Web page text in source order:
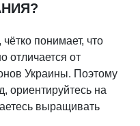
понимает, что
отличается от
Украины. Поэтому
ориентируйтесь на
выращивать